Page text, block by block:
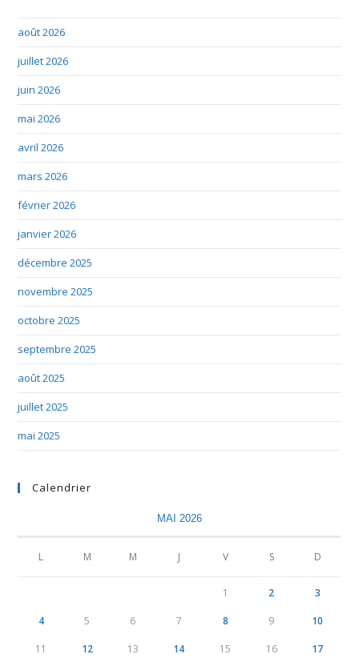
août 2026
juillet 2026
juin 2026
mai 2026
avril 2026
mars 2026
février 2026
janvier 2026
décembre 2025
novembre 2025
octobre 2025
septembre 2025
août 2025
juillet 2025
mai 2025
Calendrier
MAI 2026
L M M J V S D
1 2 3
4 5 6 7 8 9 10
11 12 13 14 15 16 17